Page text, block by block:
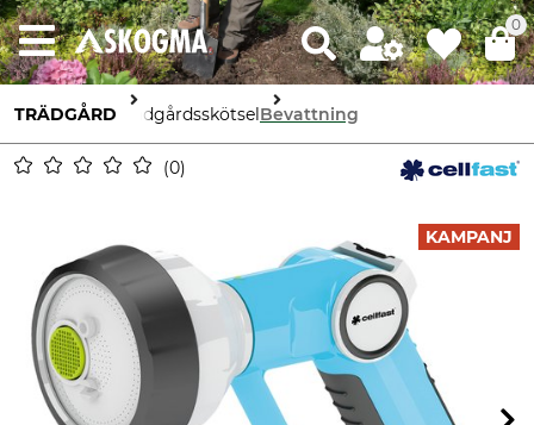
0
TRÄDGÅRD TrädgårdsskötselBevattning
0
KAMPANJ